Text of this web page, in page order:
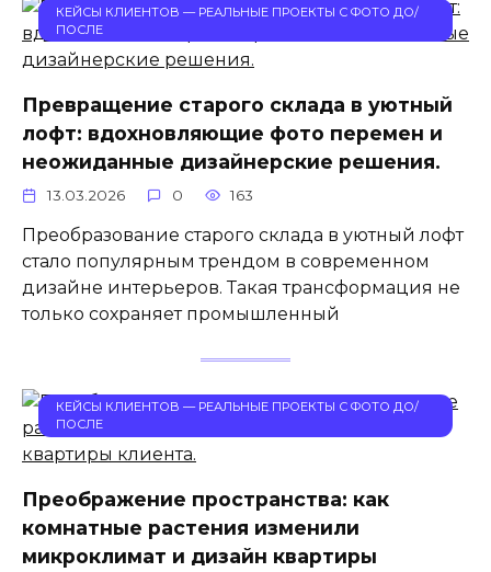
КЕЙСЫ КЛИЕНТОВ — РЕАЛЬНЫЕ ПРОЕКТЫ С ФОТО ДО/
ПОСЛЕ
Превращение старого склада в уютный
лофт: вдохновляющие фото перемен и
неожиданные дизайнерские решения.
13.03.2026 0 163
Преобразование старого склада в уютный лофт
стало популярным трендом в современном
дизайне интерьеров. Такая трансформация не
только сохраняет промышленный
КЕЙСЫ КЛИЕНТОВ — РЕАЛЬНЫЕ ПРОЕКТЫ С ФОТО ДО/
ПОСЛЕ
Преображение пространства: как
комнатные растения изменили
микроклимат и дизайн квартиры